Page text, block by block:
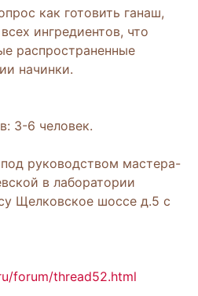
как готовить ганаш,
ингредиентов, что
распространенные
начинки.
3-6 человек.
руководством мастера-
в лаборатории
Щелковское шоссе д.5 с
forum/thread52.html